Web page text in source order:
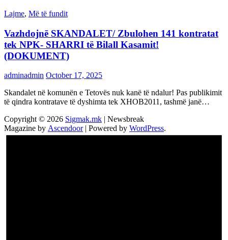
Lajme, Më të fundit
Vazhdojnē SKANDALET/ Zbulohen 141 kontratat
tek NPK- SHARRI të Bilall Kasamit!
(DOKUMENT)
adminadmin October 17, 2025
Skandalet në komunën e Tetovës nuk kanë të ndalur! Pas publikimit
të qindra kontratave të dyshimta tek XHOB2011, tashmë janë…
Copyright © 2026 Sigmak.mk | Newsbreak
Magazine by Ascendoor| Powered by WordPress.